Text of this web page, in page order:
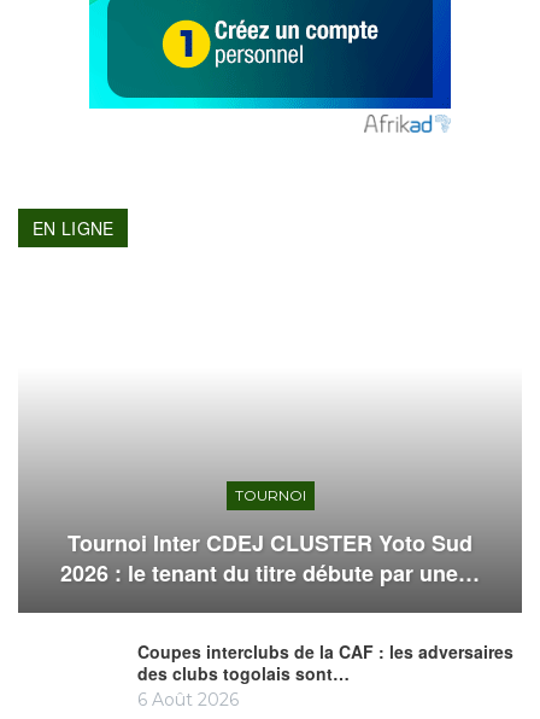
EN LIGNE
TOURNOI
Tournoi Inter CDEJ CLUSTER Yoto Sud
2026 : le tenant du titre débute par une…
Coupes interclubs de la CAF : les adversaires
des clubs togolais sont…
6 Août 2026